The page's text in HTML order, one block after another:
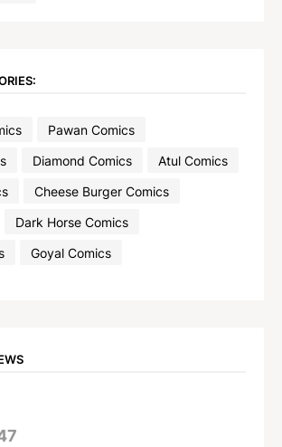
Pawan Comics
Diamond Comics
Atul Comics
Cheese Burger Comics
Dark Horse Comics
Goyal Comics